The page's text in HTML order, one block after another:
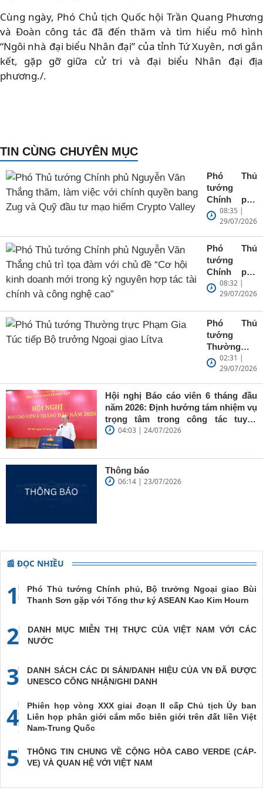
Cùng ngày, Phó Chủ tịch Quốc hội Trần Quang Phương
và Đoàn công tác đã đến thăm và tìm hiểu mô hình
“Ngôi nhà đại biểu Nhân đại” của tỉnh Tứ Xuyên, nơi gắn
kết, gặp gỡ giữa cử tri và đại biểu Nhân đại địa
phương./.
TIN CÙNG CHUYÊN MỤC
Phó Thủ
tướng
Chính phủ
Nguyễn Văn
Thắng
thăm, làm
việc với
chính quyền
bang Zug và
Quỹ đầu tư
mạo hiểm
Valley
08:35 |
29/07/2026
Phó Thủ
tướng
Chính phủ
Nguyễn Văn
Thắng chủ
với chủ đề
“Cơ hội
kinh doanh
mới trong
kỷ nguyên
chính và
công nghệ
cao”
08:32 |
29/07/2026
Phó Thủ
tướng
Thường
trực Phạm
Gia Túc tiếp
Bộ trưởng
Ngoại giao
Lítva
02:31 |
29/07/2026
Hội nghị Báo cáo viên 6 tháng đầu
năm 2026: Định hướng tám nhiệm vụ
trọng tâm trong công tác tuyên
truyền04:03 | 24/07/2026
Thông báo
06:14 | 23/07/2026
📰 ĐỌC NHIỀU
1
Phó Thủ tướng Chính phủ, Bộ trưởng Ngoại giao Bùi
Thanh Sơn gặp với Tổng thư ký ASEAN Kao Kim Hourn
2
DANH MỤC MIỄN THỊ THỰC CỦA VIỆT NAM VỚI CÁC
NƯỚC
3
DANH SÁCH CÁC DI SẢN/DANH HIỆU CỦA VN ĐÃ ĐƯỢC
UNESCO CÔNG NHẬN/GHI DANH
4
Phiên họp vòng XXX giai đoạn II cấp Chủ tịch Ủy ban
Liên họp phân giới cắm mốc biên giới trên đất liền Việt
Nam-Trung Quốc
5
THÔNG TIN CHUNG VỀ CỘNG HÒA CABO VERDE (CÁP-
VE) VÀ QUAN HỆ VỚI VIỆT NAM